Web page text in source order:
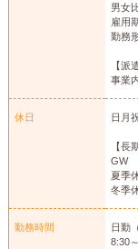
男女
雇用
勤務
【派
事業
休日 日月
【長
GW
夏季
冬季
勤務時間
日勤
8:30